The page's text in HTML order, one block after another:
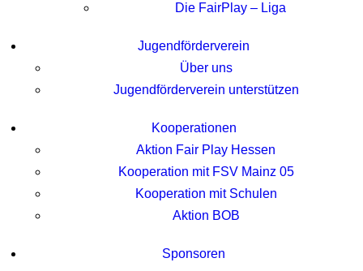
Die FairPlay – Liga
Jugendförderverein
Über uns
Jugendförderverein unterstützen
Kooperationen
Aktion Fair Play Hessen
Kooperation mit FSV Mainz 05
Kooperation mit Schulen
Aktion BOB
Sponsoren